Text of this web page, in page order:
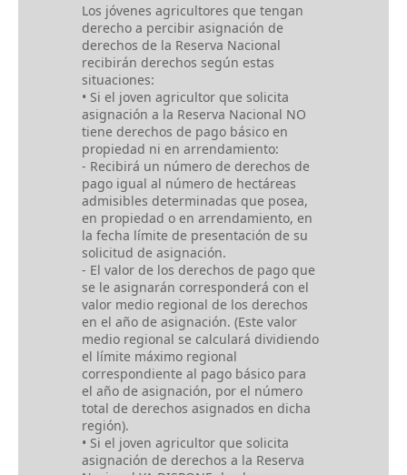
Los jóvenes agricultores que tengan
derecho a percibir asignación de
derechos de la Reserva Nacional
recibirán derechos según estas
situaciones:
• Si el joven agricultor que solicita
asignación a la Reserva Nacional NO
tiene derechos de pago básico en
propiedad ni en arrendamiento:
- Recibirá un número de derechos de
pago igual al número de hectáreas
admisibles determinadas que posea,
en propiedad o en arrendamiento, en
la fecha límite de presentación de su
solicitud de asignación.
- El valor de los derechos de pago que
se le asignarán corresponderá con el
valor medio regional de los derechos
en el año de asignación. (Este valor
medio regional se calculará dividiendo
el límite máximo regional
correspondiente al pago básico para
el año de asignación, por el número
total de derechos asignados en dicha
región).
• Si el joven agricultor que solicita
asignación de derechos a la Reserva